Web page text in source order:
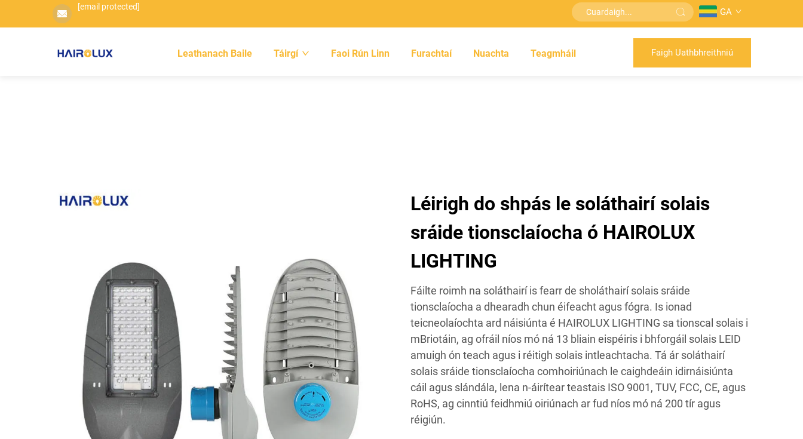
[email protected] GA
Leathanach Baile Táirgí Faoi Rún Linn Furachtaí Nuachta Teagmháil Faigh Uathbhreithniú
Léirigh do shpás le soláthairí solais
sráide tionsclaíocha ó HAIROLUX
LIGHTING
Fáilte roimh na soláthairí is fearr de sholáthairí solais sráide
tionsclaíocha a dhearadh chun éifeacht agus fógra. Is ionad
teicneolaíochta ard náisiúnta é HAIROLUX LIGHTING sa tionscal solais i
mBriotáin, ag ofráil níos mó ná 13 bliain eispéiris i bhforgáil solais LEID
amuigh ón teach agus i réitigh solais intleachtacha. Tá ár soláthairí
solais sráide tionsclaíocha comhoiriúnach le caighdeáin idirnáisiúnta
cáil agus slándála, lena n-áirítear teastais ISO 9001, TUV, FCC, CE, agus
RoHS, ag cinntiú feidhmiú oiriúnach ar fud níos mó ná 200 tír agus
réigiún.